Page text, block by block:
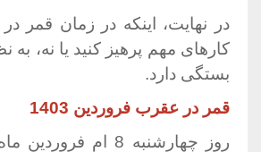
در نهایت، اینکه در زمان قمر
کارهای مهم پرهیز کنید یا نه، به
بستگی دارد.
قمر در عقرب فروردین 1403